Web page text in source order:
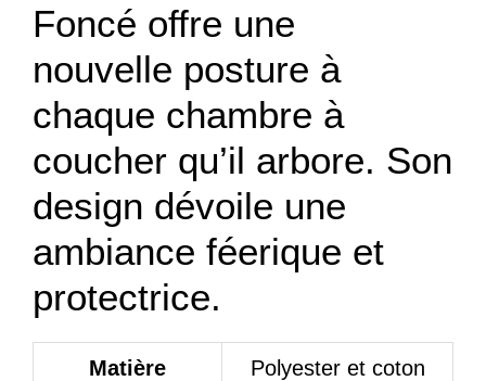
Foncé offre une
nouvelle posture à
chaque chambre à
coucher qu’il arbore. Son
design dévoile une
ambiance féerique et
protectrice.
Matière Polyester et coton